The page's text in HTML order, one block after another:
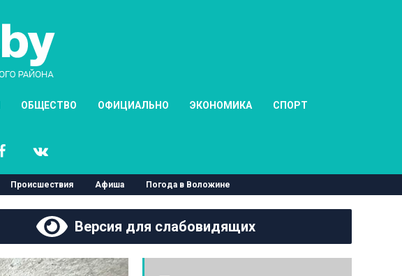
ОБЩЕСТВО ОФИЦИАЛЬНО ЭКОНОМИКА СПОРТ
Происшествия Афиша Погода в Воложине
Версия для слабовидящих